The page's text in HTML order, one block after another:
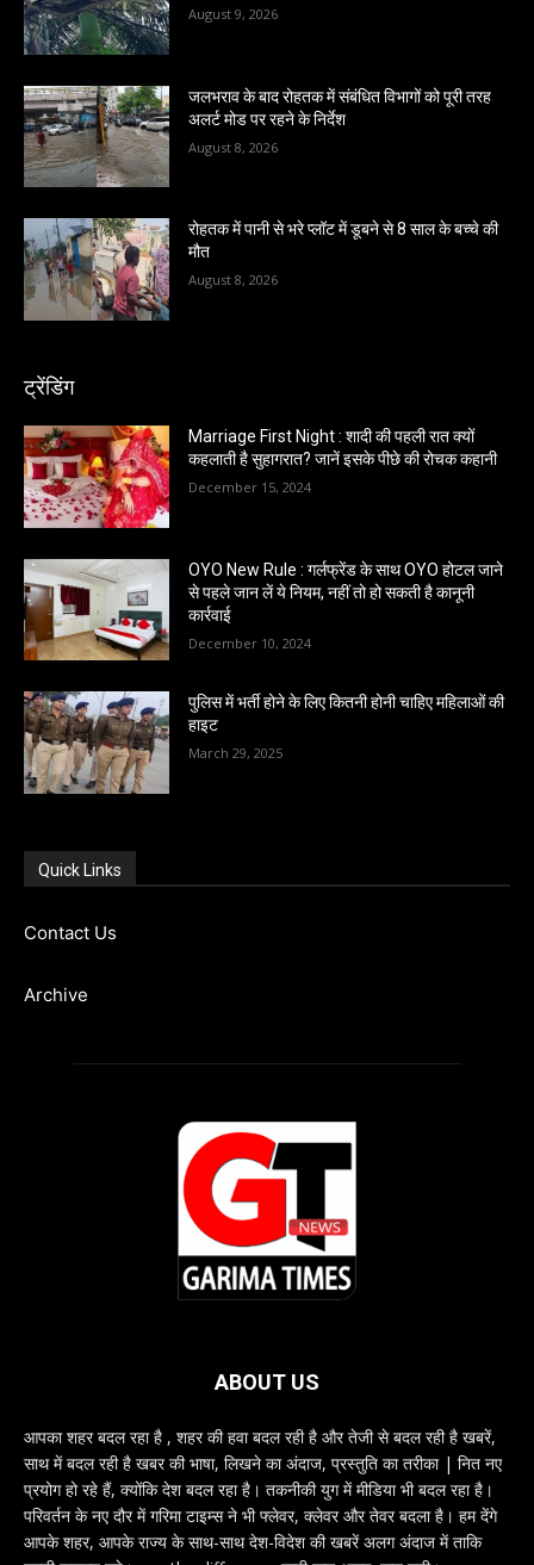
August 9, 2026
जलभराव के बाद रोहतक में संबंधित विभागों को पूरी तरह
अलर्ट मोड पर रहने के निर्देश
August 8, 2026
रोहतक में पानी से भरे प्लॉट में डूबने से 8 साल के बच्चे की
मौत
August 8, 2026
ट्रेंडिंग
Marriage First Night : शादी की पहली रात क्यों
कहलाती है सुहागरात? जानें इसके पीछे की रोचक कहानी
December 15, 2024
OYO New Rule : गर्लफ्रेंड के साथ OYO होटल जाने
से पहले जान लें ये नियम, नहीं तो हो सकती है कानूनी
कार्रवाई
December 10, 2024
पुलिस में भर्ती होने के लिए कितनी होनी चाहिए महिलाओं की
हाइट
March 29, 2025
Quick Links
Contact Us
Archive
ABOUT US
आपका शहर बदल रहा है , शहर की हवा बदल रही है और तेजी से बदल रही है खबरें,
साथ में बदल रही है खबर की भाषा, लिखने का अंदाज, प्रस्तुति का तरीका | नित नए
प्रयोग हो रहे हैं, क्योंकि देश बदल रहा है। तकनीकी युग में मीडिया भी बदल रहा है।
परिवर्तन के नए दौर में गरिमा टाइम्स ने भी फ्लेवर, क्लेवर और तेवर बदला है। हम देंगे
आपके शहर, आपके राज्य के साथ-साथ देश-विदेश की खबरें अलग अंदाज में ताकि